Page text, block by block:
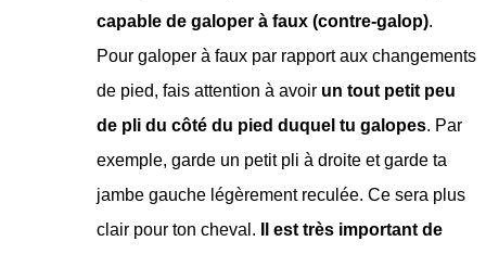
capable de galoper à faux (contre-galop).
Pour galoper à faux par rapport aux changements
de pied, fais attention à avoir un tout petit peu
de pli du côté du pied duquel tu galopes. Par
exemple, garde un petit pli à droite et garde ta
jambe gauche légèrement reculée. Ce sera plus
clair pour ton cheval. Il est très important de